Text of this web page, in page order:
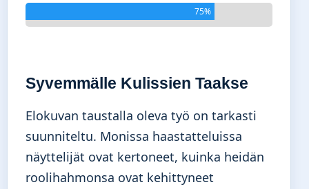
75%
Syvemmälle Kulissien Taakse
Elokuvan taustalla oleva työ on tarkasti
suunniteltu. Monissa haastatteluissa
näyttelijät ovat kertoneet, kuinka heidän
roolihahmonsa ovat kehittyneet